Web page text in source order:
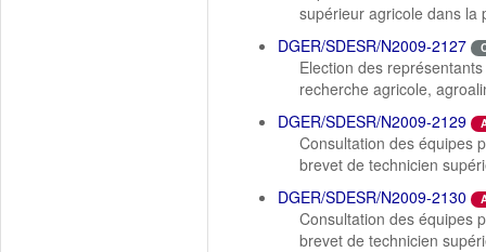
supérieur agricole dans la
DGER/SDESR/N2009-2127
Election des
recherche agricole,
DGER/SDESR/N2009-2129
Consultation des équipes
brevet de technicien
DGER/SDESR/N2009-2130
Consultation des équipes
brevet de technicien